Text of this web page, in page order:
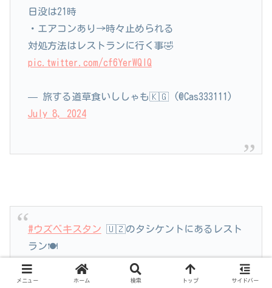
日没は21時
・エアコンあり→時々止められる
対処方法はレストランに行く事🤣
pic.twitter.com/cf6YerWQIQ
— 旅する道草食いししゃも🇰🇬 (@Cas333111)
July 8, 2024
#ウズベキスタン 🇺🇿のタシケントにあるレスト
ラン🍽️
伝統工芸品を使ったモダンな空間演出に釘付けで
す😳✨
pic.twitter.com/QBF6aoRL56
メニュー ホーム 検索 トップ サイドバー